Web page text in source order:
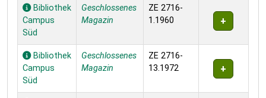
Bibliothek
Campus
Süd
Geschlossenes
Magazin
ZE 2716-
1.1960
Bibliothek
Campus
Süd
Geschlossenes
Magazin
ZE 2716-
13.1972